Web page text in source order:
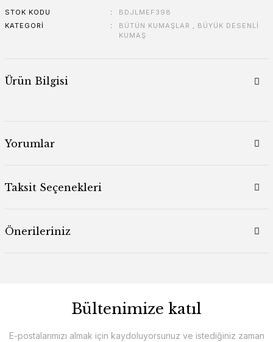
STOK KODU
BDJLMEF398
KATEGORI
BÜTÜN KUMAŞLAR , BÜYÜK DESENLİ
KUMAŞ
Ürün Bilgisi
Yorumlar
Taksit Seçenekleri
Önerileriniz
Bültenimize katıl
E-postalarımızı almak için kaydoluyorsunuz ve istediğiniz zaman